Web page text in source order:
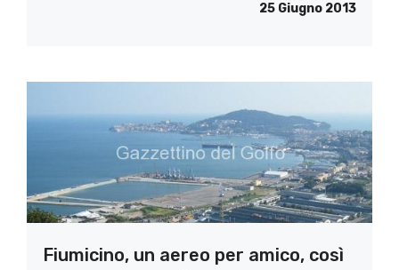
25 Giugno 2013
Fiumicino, un aereo per amico, così